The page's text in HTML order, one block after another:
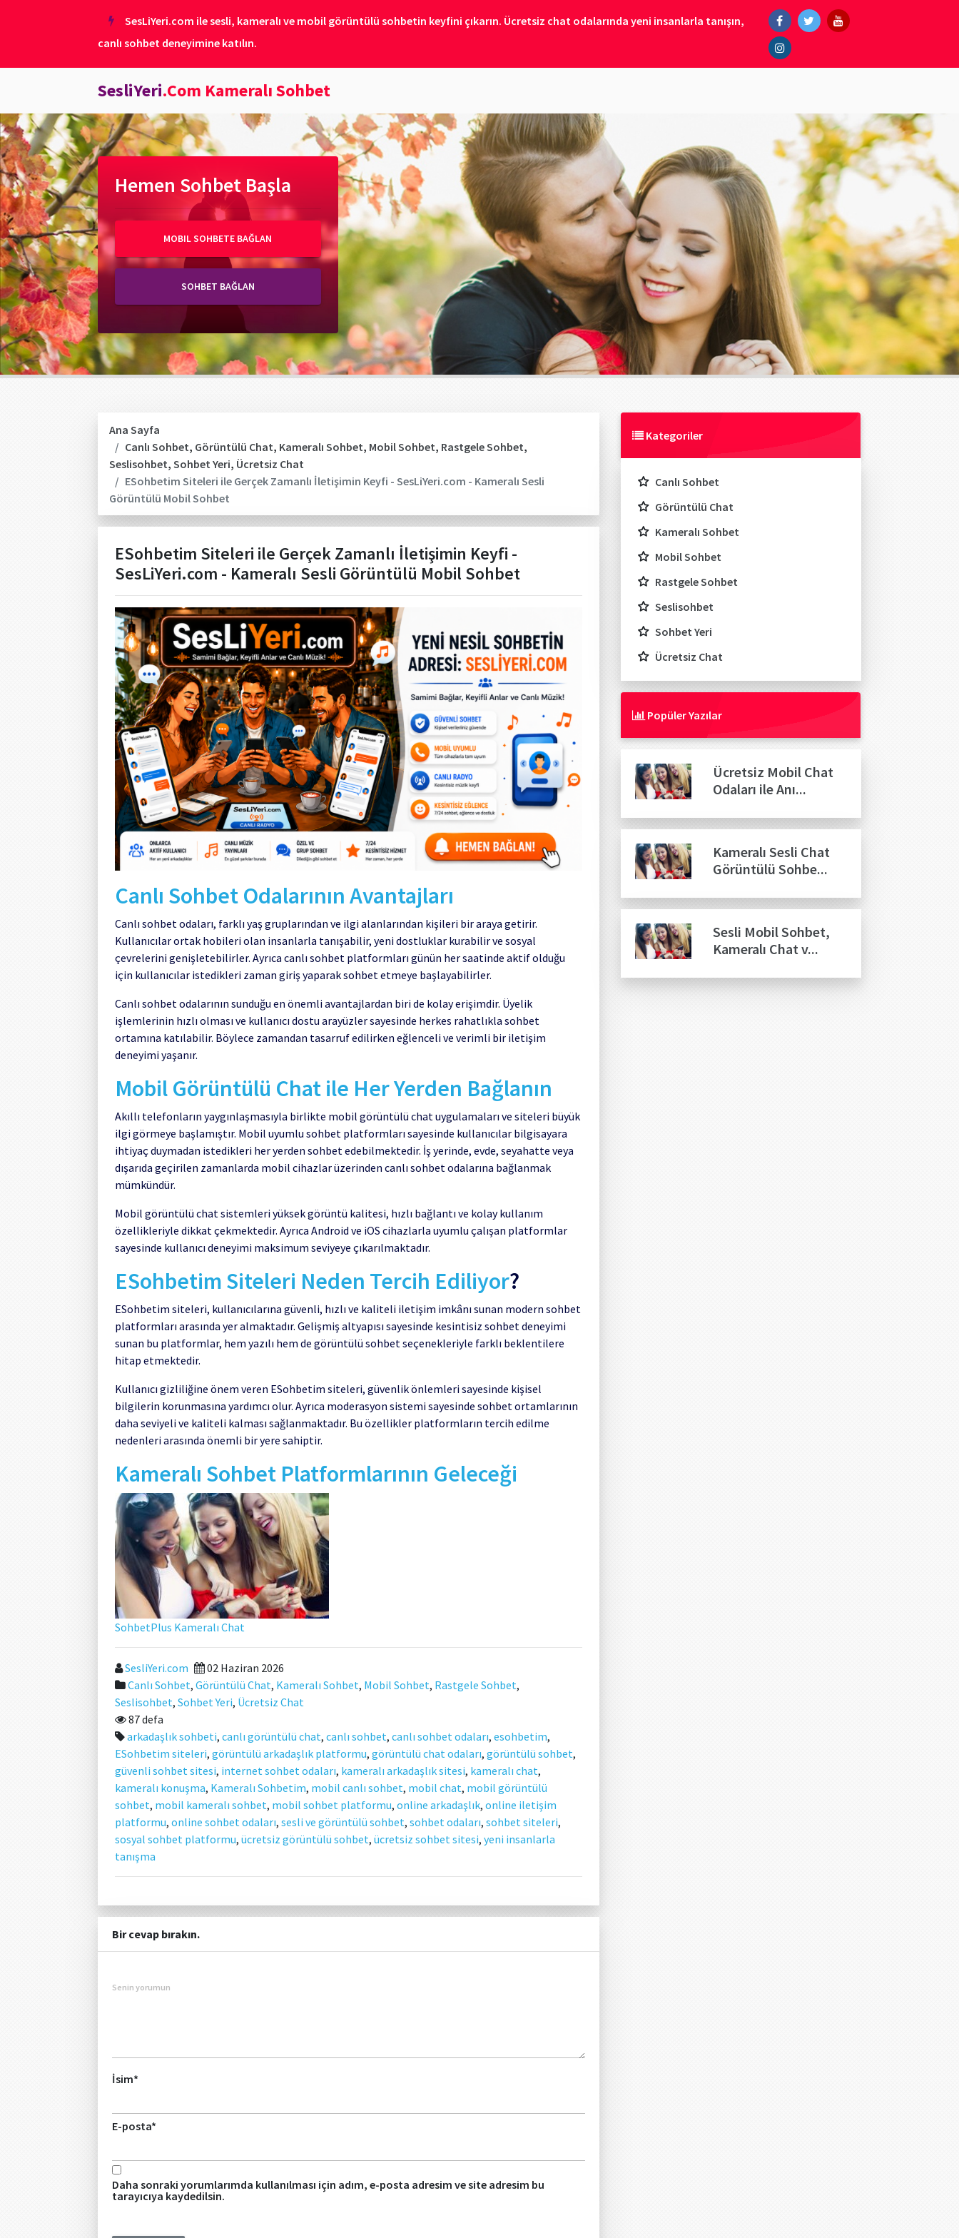
SesLiYeri.com ile sesli, kameralı ve mobil görüntülü sohbetin keyfini çıkarın. Ücretsiz chat odalarında yeni insanlarla tanışın,
canlı sohbet deneyimine katılın.
SesliYeri.Com Kameralı Sohbet
Hemen Sohbet Başla
MOBIL SOHBETE BAĞLAN
SOHBET BAĞLAN
Ana Sayfa
Canlı Sohbet, Görüntülü Chat, Kameralı Sohbet, Mobil Sohbet, Rastgele Sohbet,
Seslisohbet, Sohbet Yeri, Ücretsiz Chat
ESohbetim Siteleri ile Gerçek Zamanlı İletişimin Keyfi - SesLiYeri.com - Kameralı Sesli
Görüntülü Mobil Sohbet
ESohbetim Siteleri ile Gerçek Zamanlı İletişimin Keyfi -
SesLiYeri.com - Kameralı Sesli Görüntülü Mobil Sohbet
Canlı Sohbet Odalarının Avantajları
Canlı sohbet odaları, farklı yaş gruplarından ve ilgi alanlarından kişileri bir araya getirir.
Kullanıcılar ortak hobileri olan insanlarla tanışabilir, yeni dostluklar kurabilir ve sosyal
çevrelerini genişletebilirler. Ayrıca canlı sohbet platformları günün her saatinde aktif olduğu
için kullanıcılar istedikleri zaman giriş yaparak sohbet etmeye başlayabilirler.
Canlı sohbet odalarının sunduğu en önemli avantajlardan biri de kolay erişimdir. Üyelik
işlemlerinin hızlı olması ve kullanıcı dostu arayüzler sayesinde herkes rahatlıkla sohbet
ortamına katılabilir. Böylece zamandan tasarruf edilirken eğlenceli ve verimli bir iletişim
deneyimi yaşanır.
Mobil Görüntülü Chat ile Her Yerden Bağlanın
Akıllı telefonların yaygınlaşmasıyla birlikte mobil görüntülü chat uygulamaları ve siteleri büyük
ilgi görmeye başlamıştır. Mobil uyumlu sohbet platformları sayesinde kullanıcılar bilgisayara
ihtiyaç duymadan istedikleri her yerden sohbet edebilmektedir. İş yerinde, evde, seyahatte veya
dışarıda geçirilen zamanlarda mobil cihazlar üzerinden canlı sohbet odalarına bağlanmak
mümkündür.
Mobil görüntülü chat sistemleri yüksek görüntü kalitesi, hızlı bağlantı ve kolay kullanım
özellikleriyle dikkat çekmektedir. Ayrıca Android ve iOS cihazlarla uyumlu çalışan platformlar
sayesinde kullanıcı deneyimi maksimum seviyeye çıkarılmaktadır.
ESohbetim Siteleri Neden Tercih Ediliyor?
ESohbetim siteleri, kullanıcılarına güvenli, hızlı ve kaliteli iletişim imkânı sunan modern sohbet
platformları arasında yer almaktadır. Gelişmiş altyapısı sayesinde kesintisiz sohbet deneyimi
sunan bu platformlar, hem yazılı hem de görüntülü sohbet seçenekleriyle farklı beklentilere
hitap etmektedir.
Kullanıcı gizliliğine önem veren ESohbetim siteleri, güvenlik önlemleri sayesinde kişisel
bilgilerin korunmasına yardımcı olur. Ayrıca moderasyon sistemi sayesinde sohbet ortamlarının
daha seviyeli ve kaliteli kalması sağlanmaktadır. Bu özellikler platformların tercih edilme
nedenleri arasında önemli bir yere sahiptir.
Kameralı Sohbet Platformlarının Geleceği
SohbetPlus Kameralı Chat
SesliYeri.com
02 Haziran 2026
Canlı Sohbet, Görüntülü Chat, Kameralı Sohbet, Mobil Sohbet, Rastgele Sohbet,
Seslisohbet, Sohbet Yeri, Ücretsiz Chat
87 defa
arkadaşlık sohbeti, canlı görüntülü chat, canlı sohbet, canlı sohbet odaları, esohbetim,
ESohbetim siteleri, görüntülü arkadaşlık platformu, görüntülü chat odaları, görüntülü sohbet,
güvenli sohbet sitesi, internet sohbet odaları, kameralı arkadaşlık sitesi, kameralı chat,
kameralı konuşma, Kameralı Sohbetim, mobil canlı sohbet, mobil chat, mobil görüntülü
sohbet, mobil kameralı sohbet, mobil sohbet platformu, online arkadaşlık, online iletişim
platformu, online sohbet odaları, sesli ve görüntülü sohbet, sohbet odaları, sohbet siteleri,
sosyal sohbet platformu, ücretsiz görüntülü sohbet, ücretsiz sohbet sitesi, yeni insanlarla
tanışma
Bir cevap bırakın.
Senin yorumun
İsim*
E-posta*
Daha sonraki yorumlarımda kullanılması için adım, e-posta adresim ve site adresim bu
tarayıcıya kaydedilsin.
Kategoriler
Canlı Sohbet
Görüntülü Chat
Kameralı Sohbet
Mobil Sohbet
Rastgele Sohbet
Seslisohbet
Sohbet Yeri
Ücretsiz Chat
Popüler Yazılar
Ücretsiz Mobil Chat
Odaları ile Anı...
Kameralı Sesli Chat
Görüntülü Sohbe...
Sesli Mobil Sohbet,
Kameralı Chat v...